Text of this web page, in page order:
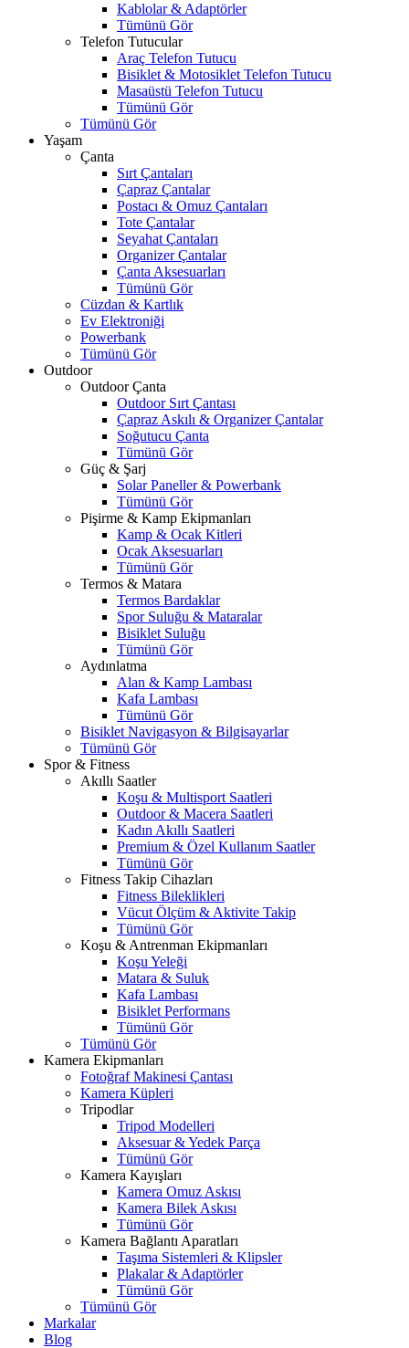
Kablolar & Adaptörler
Tümünü Gör
Telefon Tutucular
Araç Telefon Tutucu
Bisiklet & Motosiklet Telefon Tutucu
Masaüstü Telefon Tutucu
Tümünü Gör
Tümünü Gör
Yaşam
Çanta
Sırt Çantaları
Çapraz Çantalar
Postacı & Omuz Çantaları
Tote Çantalar
Seyahat Çantaları
Organizer Çantalar
Çanta Aksesuarları
Tümünü Gör
Cüzdan & Kartlık
Ev Elektroniği
Powerbank
Tümünü Gör
Outdoor
Outdoor Çanta
Outdoor Sırt Çantası
Çapraz Askılı & Organizer Çantalar
Soğutucu Çanta
Tümünü Gör
Güç & Şarj
Solar Paneller & Powerbank
Tümünü Gör
Pişirme & Kamp Ekipmanları
Kamp & Ocak Kitleri
Ocak Aksesuarları
Tümünü Gör
Termos & Matara
Termos Bardaklar
Spor Suluğu & Mataralar
Bisiklet Suluğu
Tümünü Gör
Aydınlatma
Alan & Kamp Lambası
Kafa Lambası
Tümünü Gör
Bisiklet Navigasyon & Bilgisayarlar
Tümünü Gör
Spor & Fitness
Akıllı Saatler
Koşu & Multisport Saatleri
Outdoor & Macera Saatleri
Kadın Akıllı Saatleri
Premium & Özel Kullanım Saatler
Tümünü Gör
Fitness Takip Cihazları
Fitness Bileklikleri
Vücut Ölçüm & Aktivite Takip
Tümünü Gör
Koşu & Antrenman Ekipmanları
Koşu Yeleği
Matara & Suluk
Kafa Lambası
Bisiklet Performans
Tümünü Gör
Tümünü Gör
Kamera Ekipmanları
Fotoğraf Makinesi Çantası
Kamera Küpleri
Tripodlar
Tripod Modelleri
Aksesuar & Yedek Parça
Tümünü Gör
Kamera Kayışları
Kamera Omuz Askısı
Kamera Bilek Askısı
Tümünü Gör
Kamera Bağlantı Aparatları
Taşıma Sistemleri & Klipsler
Plakalar & Adaptörler
Tümünü Gör
Tümünü Gör
Markalar
Blog